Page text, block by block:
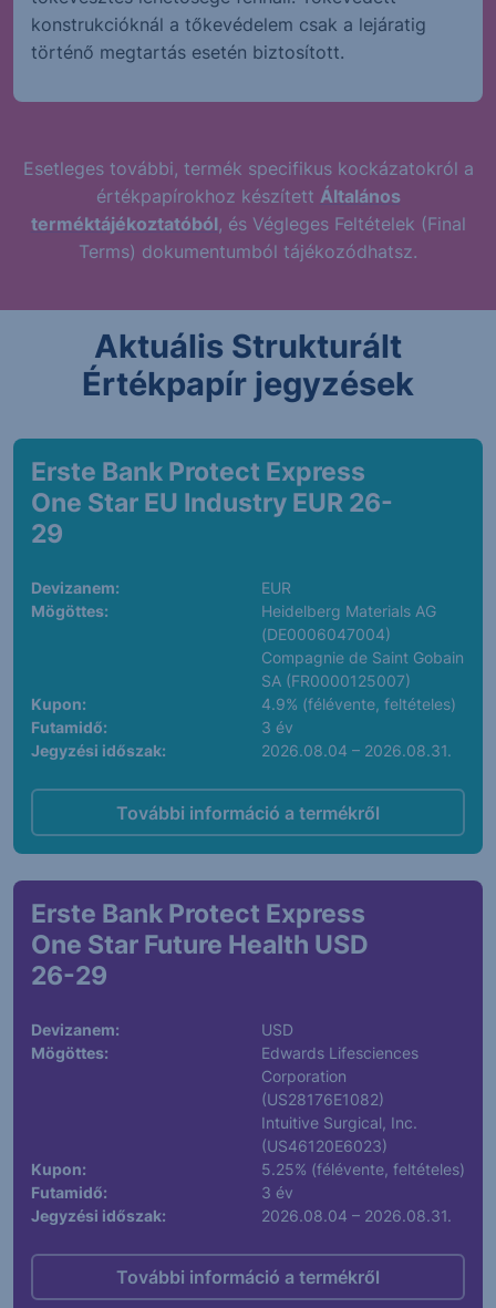
konstrukcióknál a tőkevédelem csak a lejáratig
történő megtartás esetén biztosított.
Esetleges további, termék specifikus kockázatokról a
értékpapírokhoz készített Általános
terméktájékoztatóból, és Végleges Feltételek (Final
Terms) dokumentumból tájékozódhatsz.
Aktuális Strukturált
Értékpapír jegyzések
Erste Bank Protect Express
One Star EU Industry EUR 26-
29
Devizanem:
EUR
Mögöttes:
Heidelberg Materials AG
(DE0006047004)
Compagnie de Saint Gobain
SA (FR0000125007)
Kupon:
4.9% (félévente, feltételes)
Futamidő:
3 év
Jegyzési időszak:
2026.08.04 – 2026.08.31.
További információ a termékről
Erste Bank Protect Express
One Star Future Health USD
26-29
Devizanem:
USD
Mögöttes:
Edwards Lifesciences
Corporation
(US28176E1082)
Intuitive Surgical, Inc.
(US46120E6023)
Kupon:
5.25% (félévente, feltételes)
Futamidő:
3 év
Jegyzési időszak:
2026.08.04 – 2026.08.31.
További információ a termékről